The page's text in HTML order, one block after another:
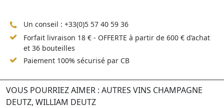
Un conseil : +33(0)5 57 40 59 36
Forfait livraison 18 € - OFFERTE à partir de 600 € d’achat
et 36 bouteilles
Paiement 100% sécurisé par CB
VOUS POURRIEZ AIMER : AUTRES VINS CHAMPAGNE
DEUTZ, WILLIAM DEUTZ